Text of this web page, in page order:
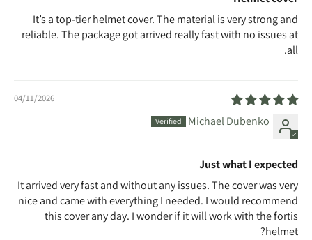
It’s a top-tier helmet cover. The material is very strong and
reliable. The package got arrived really fast with no issues at
all.
04/11/2026
Michael Dubenko
Just what I expected
It arrived very fast and without any issues. The cover was very
nice and came with everything I needed. I would recommend
this cover any day. I wonder if it will work with the fortis
helmet?